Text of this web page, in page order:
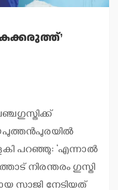
പറഞ്ഞു: ‘എന്നാല്‍
നിരന്തരം ഗുസ്തി
സാജി നേടിയത്